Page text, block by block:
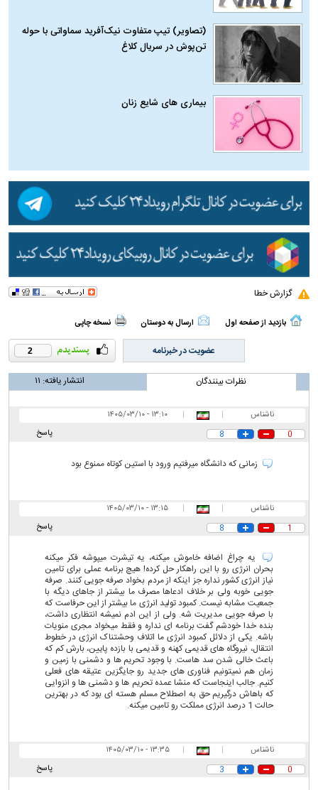
(تصاویر) تیپ متفاوت نیک‌آفرید سماواتی با حوله
تن‌پوش در سریال کلاغ
بیماری‌ های شایع زنان
گزارش خطا
بازدید از صفحه اول ارسال به دوستان نسخه چاپی
2 عضویت در خبرنامه
نظرات بینندگان انتشار یافته: ۱۱
ناشناس |
|
۱۳:۱۰ - ۱۴۰۵/۰۳/۱۰
پاسخ
0
8
زمانی که دانشگاه میرفتیم ورود با استین کوتاه ممنوع بود
ناشناس |
|
۱۳:۱۵ - ۱۴۰۵/۰۳/۱۰
پاسخ
1
8
یه چراغ اضافه خاموش میکنه، یه تیشرت میپوشه فکر میکنه
بحران انرژی رو با این راهکار حل کرده! هیچ برنامه عملی برای تامین
نیاز انرژی کشور نداره جز اینکه از مردم بخواد صرفه جویی کنند. صرفه
جویی خوبه ولی بر خلاف ادعاها مصرف ما بیشتر از جاهای دیگه با
جمعیت مشابه نیست. کمبود تولید انرژی ما بیشتر از این حرفاست که
با صرفه جویی مدیریت شه. ولی از این ادم نمیشه انتظاری داشت،
بنده خدا خودشم گفت برنامه ای نداره و فقط میخواد مجری منویات
باشه. یکی از دلائل کمبود انرژی ما اتلاف وحشتناک انرژی در خطوط
انتقال، نیروگاه های قدیمی کهنه و قدیمی با بازده پایین، بارش کم که
باعث خالی شدن سد هاست. با وجود تحریم ها و دشمنی با زمین و
زمان هم نمیتونیم فناوری های جدید رو جایگزین عتیقه های فعلی
کنیم. جالب اینجاست که منشا عمده تحریم ها و دشمنی ها و انزوایی
که باهاش درگیریم حق به اصطلاح مسلم هسته ای بود که در بهترین
حالت 1 درصد انرژی مملکت رو تامین میکنه.
ناشناس |
|
۱۳:۳۵ - ۱۴۰۵/۰۳/۱۰
پاسخ
0
3